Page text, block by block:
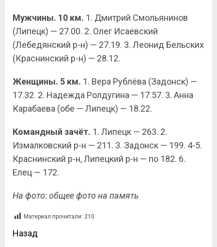
Мужчины. 10 км. 1. Дмитрий Смольянинов
(Липецк) — 27.00. 2. Олег Исаевский
(Лебедянский р-н) — 27.19. 3. Леонид Бельских
(Краснинский р-н) — 28.12.
Женщины. 5 км. 1. Вера Рублёва (Задонск) —
17.32. 2. Надежда Ролдугина — 17.57. 3. Анна
Карабаева (обе — Липецк) — 18.22.
Командный зачёт. 1. Липецк — 263. 2.
Измалковский р-н — 211. 3. Задонск — 199. 4-5.
Краснинский р-н, Липецкий р-н — по 182. 6.
Елец — 172.
На фото: общее фото на память
Материал прочитали: 210
Назад